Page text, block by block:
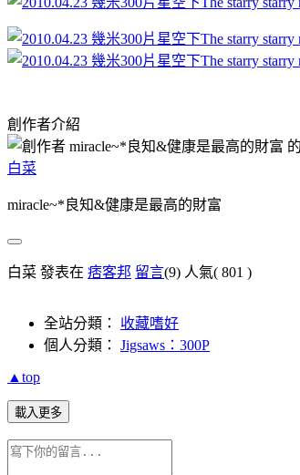
創作者介紹
白菜
miracle~*良知&健康是最高的財富
白菜 發表在 痞客邦 留言(9) 人氣( 801 )
全站分類： 收藏嗜好
個人分類： Jigsaws：300P
▲top
載入更多